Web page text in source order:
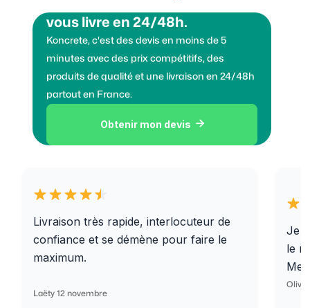
vous livre en 24/48h.
Koncrete, c'est des devis en moins de 5
minutes avec des prix compétitifs, des
produits de qualité et une livraison en 24/48h
partout en France.
Obtenir mon devis 
Livraison très rapide, interlocuteur de
confiance et se démène pour faire le
maximum.
Laëty 12 novembre
Je
le